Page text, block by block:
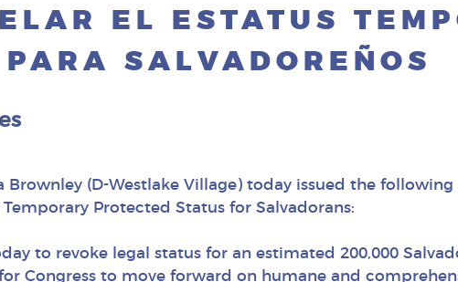
EL ESTATUS
SALVADOREÑOS
Brownley (D-Westlake Village) today issued the
Protected Status for Salvadorans:
to revoke legal status for an estimated 200,000
Congress to move forward on humane and